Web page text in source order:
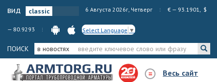
вид 6 Августа 2026г, Четверг € — 93.1901, $
— 80.9293 Select Language ▼
ПОИСК в новостях
Весь сайт